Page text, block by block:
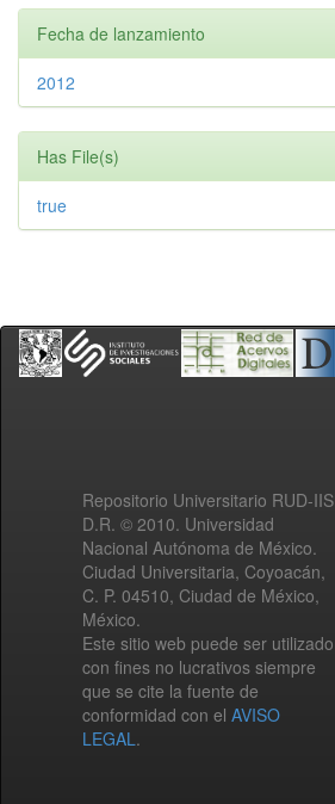
Fecha de lanzamiento
2012
Has File(s)
true
Repositorio Universitario RUD-IIS
D.R. © 2010. Universidad
Nacional Autónoma de México.
Ciudad Universitaria, Coyoacán,
C. P. 04510, Ciudad de México,
México.
Este sitio web puede ser utilizado
con fines no lucrativos siempre
que se cite la fuente de
conformidad con el AVISO
LEGAL.